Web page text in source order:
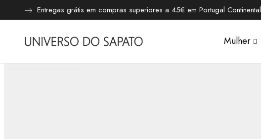
Entregas grátis em compras superiores a 45€ em Portugal Continental
Mulher